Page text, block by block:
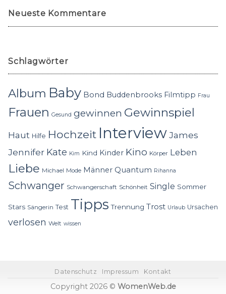
Neueste Kommentare
Schlagwörter
Album Baby Bond Buddenbrooks Filmtipp Frau
Frauen Gesund gewinnen Gewinnspiel
Haut Hilfe Hochzeit InterviewJames
Jennifer Kate Kim Kind Kinder Kino Körper Leben
Liebe Michael Mode Männer Quantum Rihanna
Schwanger Schwangerschaft Schönheit Single Sommer
Stars Sängerin Test Tipps Trennung Trost Urlaub Ursachen
verlosen Welt wissen
Datenschutz Impressum Kontakt
Copyright 2026 © WomenWeb.de